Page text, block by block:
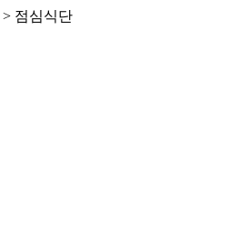
> 점심식단